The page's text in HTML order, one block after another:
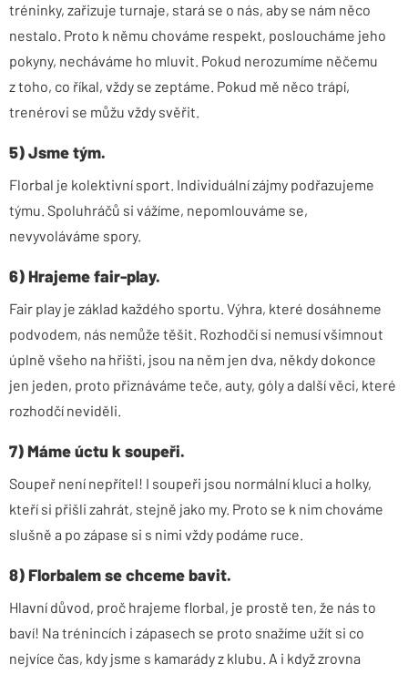
tréninky, zařizuje turnaje, stará se o nás, aby se nám něco
nestalo. Proto k němu chováme respekt, posloucháme jeho
pokyny, necháváme ho mluvit. Pokud nerozumíme něčemu
z toho, co říkal, vždy se zeptáme. Pokud mě něco trápí,
trenérovi se můžu vždy svěřit.
5) Jsme tým.
Florbal je kolektivní sport. Individuální zájmy podřazujeme
týmu. Spoluhráčů si vážíme, nepomlouváme se,
nevyvoláváme spory.
6) Hrajeme fair-play.
Fair play je základ každého sportu. Výhra, které dosáhneme
podvodem, nás nemůže těšit. Rozhodčí si nemusí všimnout
úplně všeho na hřišti, jsou na něm jen dva, někdy dokonce
jen jeden, proto přiznáváme teče, auty, góly a další věci, které
rozhodčí neviděli.
7) Máme úctu k soupeři.
Soupeř není nepřítel! I soupeři jsou normální kluci a holky,
kteří si přišli zahrát, stejně jako my. Proto se k nim chováme
slušně a po zápase si s nimi vždy podáme ruce.
8) Florbalem se chceme bavit.
Hlavní důvod, proč hrajeme florbal, je prostě ten, že nás to
baví! Na trénincích i zápasech se proto snažíme užít si co
nejvíce čas, kdy jsme s kamarády z klubu. A i když zrovna